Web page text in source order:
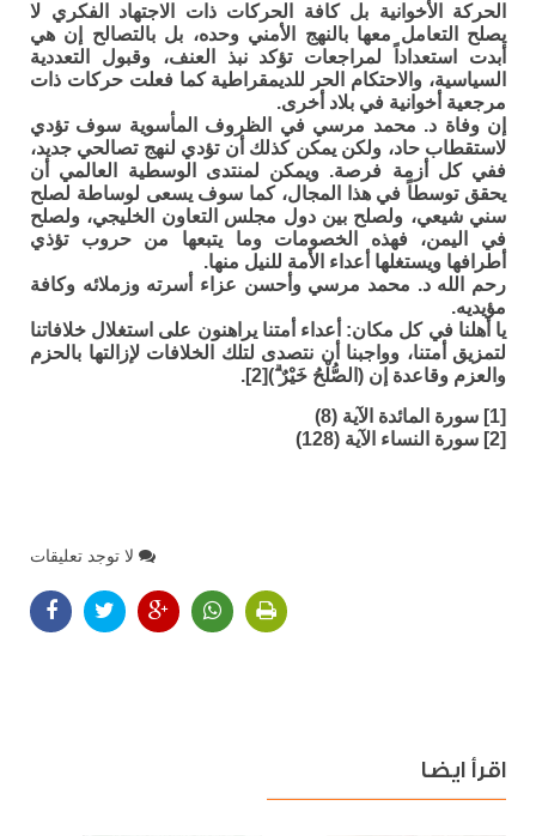
الحركة الأخوانية بل كافة الحركات ذات الاجتهاد الفكري لا
يصلح التعامل معها بالنهج الأمني وحده، بل بالتصالح إن هي
أبدت استعداداً لمراجعات تؤكد نبذ العنف، وقبول التعددية
السياسية، والاحتكام الحر للديمقراطية كما فعلت حركات ذات
مرجعية أخوانية في بلاد أخرى.
إن وفاة د. محمد مرسي في الظروف المأسوية سوف تؤدي
لاستقطاب حاد، ولكن يمكن كذلك أن تؤدي لنهج تصالحي جديد،
ففي كل أزمة فرصة. ويمكن لمنتدى الوسطية العالمي أن
يحقق توسطاً في هذا المجال، كما سوف يسعى لوساطة لصلح
سني شيعي، ولصلح بين دول مجلس التعاون الخليجي، ولصلح
في اليمن، فهذه الخصومات وما يتبعها من حروب تؤذي
أطرافها ويستغلها أعداء الأمة للنيل منها.
رحم الله د. محمد مرسي وأحسن عزاء أسرته وزملائه وكافة
مؤيديه.
يا أهلنا في كل مكان: أعداء أمتنا يراهنون على استغلال خلافاتنا
لتمزيق أمتنا، وواجبنا أن نتصدى لتلك الخلافات لإزالتها بالحزم
والعزم وقاعدة إن (الصُّلْحُ خَيْرٌ ۗ)[2].
[1] سورة المائدة الآية (8)
[2] سورة النساء الآية (128)
لا توجد تعليقات
اقرأ ايضا